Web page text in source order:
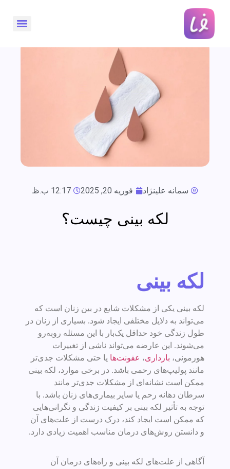
سمانه علینژاد فوریه 20, 2025 12:17 ب.ظ
لکه بینی چیست؟
لکه بینی
لکه بینی یکی از مشکلات شایع در بین زنان است که
می‌تواند به دلایل مختلفی ایجاد شود. بسیاری از زنان در
طول زندگی خود حداقل یک‌بار با این مسئله روبه‌رو
می‌شوند. این عارضه می‌تواند ناشی از تغییرات
هورمونی، بارداری، عفونت‌ها یا حتی مشکلات جدی‌تر
مانند پولیپ‌های رحمی باشد. در برخی موارد، لکه بینی
ممکن است نشانه‌ای از مشکلات جدی‌تر مانند
سرطان دهانه رحم یا سایر بیماری‌های زنان باشد. با
توجه به تأثیر لکه بینی بر کیفیت زندگی و نگرانی‌هایی
که ممکن است ایجاد کند، درک درست از علت‌های آن
و دانستن روش‌های درمان مناسب اهمیت زیادی دارد.
آگاهی از علت‌های لکه بینی و راه‌های درمان آن